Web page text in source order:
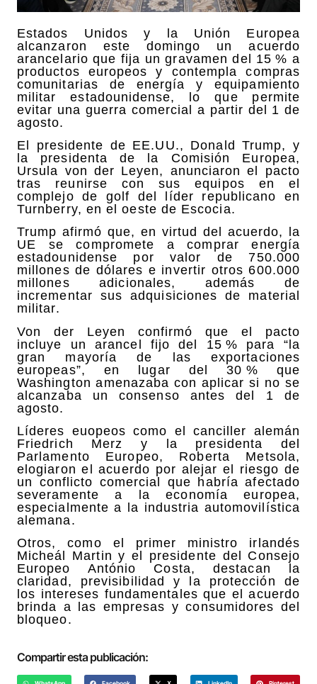
Estados Unidos y la Unión Europea
alcanzaron este domingo un acuerdo
arancelario que fija un gravamen del 15 % a
productos europeos y contempla compras
comunitarias de energía y equipamiento
militar estadounidense, lo que permite
evitar una guerra comercial a partir del 1 de
agosto.
El presidente de EE.UU., Donald Trump, y
la presidenta de la Comisión Europea,
Ursula von der Leyen, anunciaron el pacto
tras reunirse con sus equipos en el
complejo de golf del líder republicano en
Turnberry, en el oeste de Escocia.
Trump afirmó que, en virtud del acuerdo, la
UE se compromete a comprar energía
estadounidense por valor de 750.000
millones de dólares e invertir otros 600.000
millones adicionales, además de
incrementar sus adquisiciones de material
militar.
Von der Leyen confirmó que el pacto
incluye un arancel fijo del 15 % para “la
gran mayoría de las exportaciones
europeas”, en lugar del 30 % que
Washington amenazaba con aplicar si no se
alcanzaba un consenso antes del 1 de
agosto.
Líderes euopeos como el canciller alemán
Friedrich Merz y la presidenta del
Parlamento Europeo, Roberta Metsola,
elogiaron el acuerdo por alejar el riesgo de
un conflicto comercial que habría afectado
severamente a la economía europea,
especialmente a la industria automovilística
alemana.
Otros, como el primer ministro irlandés
Micheál Martin y el presidente del Consejo
Europeo António Costa, destacan la
claridad, previsibilidad y la protección de
los intereses fundamentales que el acuerdo
brinda a las empresas y consumidores del
bloqueo.
Compartir esta publicación: